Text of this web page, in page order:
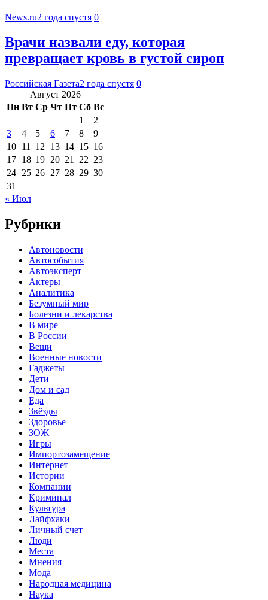
News.ru2 года спустя 0
Врачи назвали еду, которая
превращает кровь в густой сироп
Российская Газета2 года спустя 0
Август 2026
Пн Вт Ср Чт Пт Сб Вс
1
2
3
4 5 6 7 8
9
10 11 12 13 14 15 16
17 18 19 20 21 22 23
24 25 26 27 28 29 30
31
« Июл
Рубрики
Автоновости
Автособытия
Автоэксперт
Актеры
Аналитика
Безумный мир
Болезни и лекарства
В мире
В России
Вещи
Военные новости
Гаджеты
Дети
Дом и сад
Еда
Звёзды
Здоровье
ЗОЖ
Игры
Импортозамещение
Интернет
Истории
Компании
Криминал
Культура
Лайфхаки
Личный счет
Люди
Места
Мнения
Мода
Народная медицина
Наука